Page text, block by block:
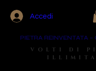
Accedi
PIETRA REINVENTATA –
VOLTI DI